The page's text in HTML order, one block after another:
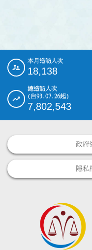
::: 本月造訪人次
18,138
總造訪人次
(自93.07.26起)
7,802,543
政府
隱私